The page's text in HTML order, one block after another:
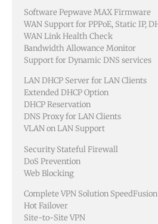
Software Pepwave MAX Firmware
WAN Support for PPPoE, Static IP,
WAN Link Health Check
Bandwidth Allowance Monitor
Support for Dynamic DNS services
LAN DHCP Server for LAN Clients
Extended DHCP Option
DHCP Reservation
DNS Proxy for LAN Clients
VLAN on LAN Support
Security Stateful Firewall
DoS Prevention
Web Blocking
Complete VPN Solution
Hot Failover
Site-to-Site VPN